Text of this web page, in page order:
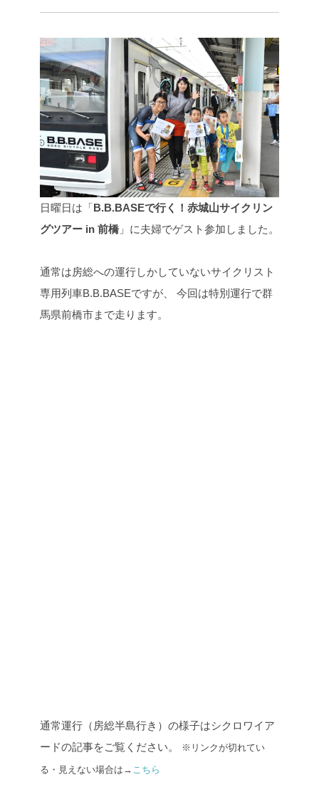
日曜日は「B.B.BASEで行く！赤城山サイクリン
グツアー in 前橋 」に夫婦でゲスト参加しました。
通常は房総への運行しかしていないサイクリスト
専用列車B.B.BASEですが、
今回は特別運行で群
馬県前橋市まで走ります。
通常運行（房総半島行き）の様子はシクロワイア
ードの記事をご覧ください。
※リンクが切れてい
る・見えない場合は→ こちら